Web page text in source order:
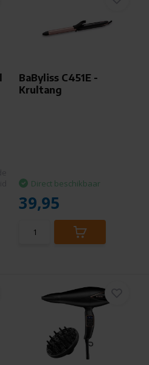
BaByliss C451E -
Krultang
Direct beschikbaar
39,95